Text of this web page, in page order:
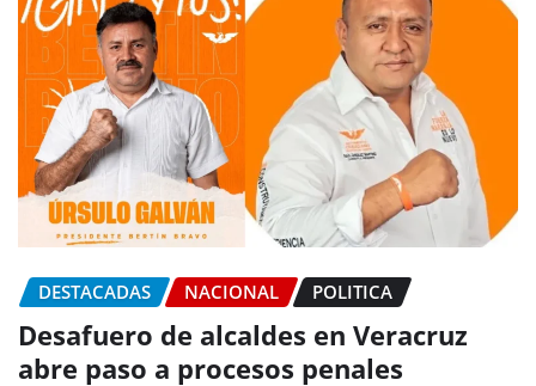
DESTACADAS NACIONAL POLITICA
Desafuero de alcaldes en Veracruz
abre paso a procesos penales